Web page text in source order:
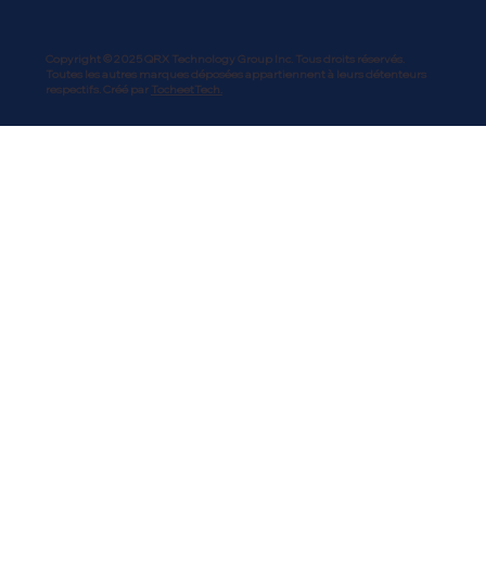
Copyright © 2025 QRX Technology Group Inc. Tous droits réservés.
Toutes les autres marques déposées appartiennent à leurs détenteurs
respectifs. Créé par TocheetTech.